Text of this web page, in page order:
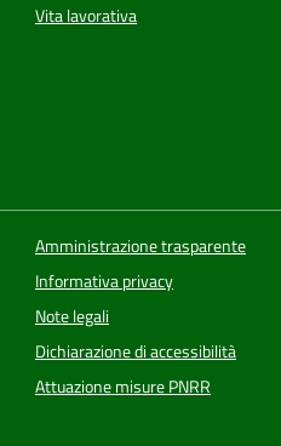
Vita lavorativa
Amministrazione trasparente
Informativa privacy
Note legali
Dichiarazione di accessibilità
Attuazione misure PNRR